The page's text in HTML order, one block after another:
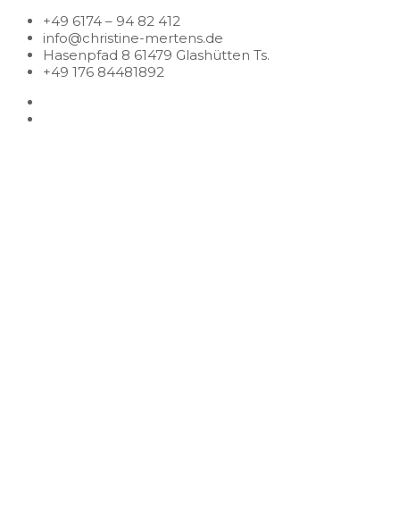
+49 6174 – 94 82 412
info@christine-mertens.de
Hasenpfad 8 61479 Glashütten Ts.
+49 176 84481892